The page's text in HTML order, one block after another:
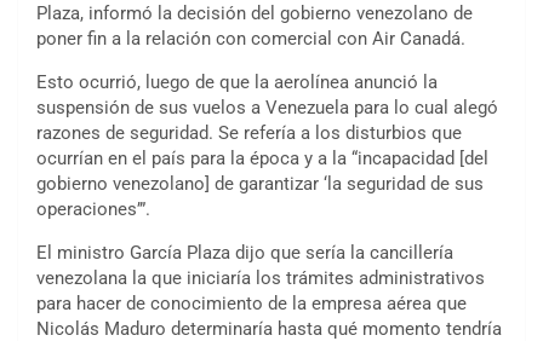
Plaza, informó la decisión del gobierno venezolano de
poner fin a la relación con comercial con Air Canadá.
Esto ocurrió, luego de que la aerolínea anunció la
suspensión de sus vuelos a Venezuela para lo cual alegó
razones de seguridad. Se refería a los disturbios que
ocurrían en el país para la época y a la “incapacidad [del
gobierno venezolano] de garantizar ‘la seguridad de sus
operaciones’”.
El ministro García Plaza dijo que sería la cancillería
venezolana la que iniciaría los trámites administrativos
para hacer de conocimiento de la empresa aérea que
Nicolás Maduro determinaría hasta qué momento tendría